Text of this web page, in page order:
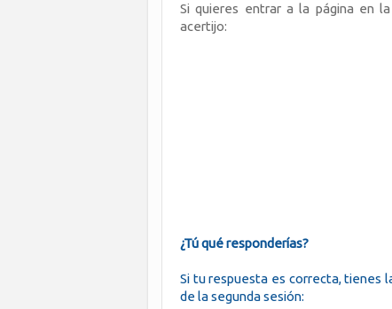
Si quieres entrar a la página en
acertijo:
¿Tú qué responderías?
Si tu respuesta es correcta, tienes
de la segunda sesión: